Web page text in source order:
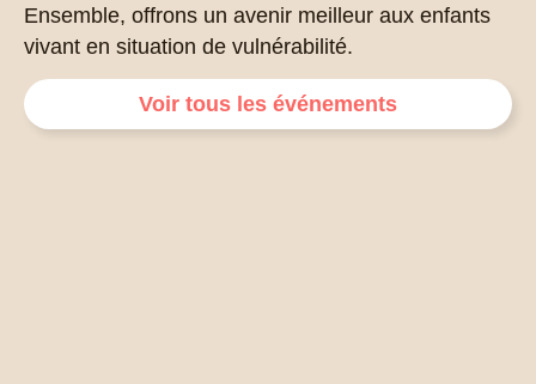
Ensemble, offrons un avenir meilleur aux enfants
vivant en situation de vulnérabilité.
Voir tous les événements